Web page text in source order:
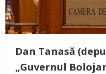
Dan Tanasă
„Guvernul